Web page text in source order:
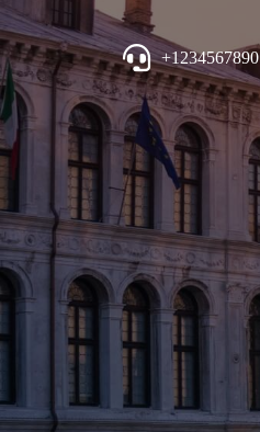
+1234567890